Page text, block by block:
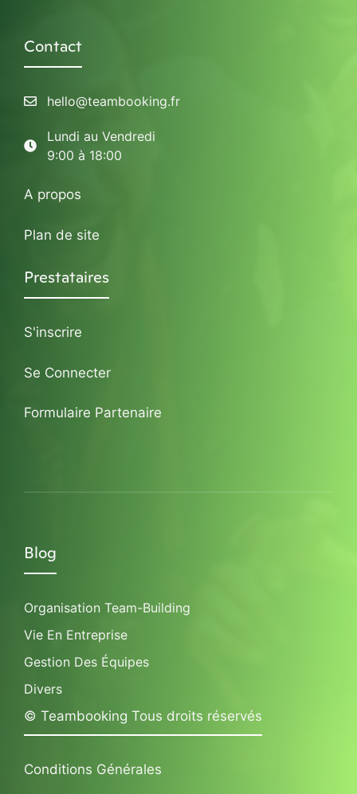
Contact
hello@teambooking.fr
Lundi au Vendredi
9:00 à 18:00
A propos
Plan de site
Prestataires
S'inscrire
Se Connecter
Formulaire Partenaire
Blog
Organisation Team-Building
Vie En Entreprise
Gestion Des Équipes
Divers
© Teambooking Tous droits réservés
Conditions Générales